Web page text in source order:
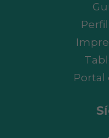
Portal